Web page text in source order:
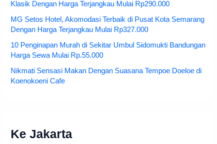
Klasik Dengan Harga Terjangkau Mulai Rp290.000
MG Setos Hotel, Akomodasi Terbaik di Pusat Kota Semarang
Dengan Harga Terjangkau Mulai Rp327.000
10 Penginapan Murah di Sekitar Umbul Sidomukti Bandungan
Harga Sewa Mulai Rp.55.000
Nikmati Sensasi Makan Dengan Suasana Tempoe Doeloe di
Koenokoeni Cafe
Ke Jakarta